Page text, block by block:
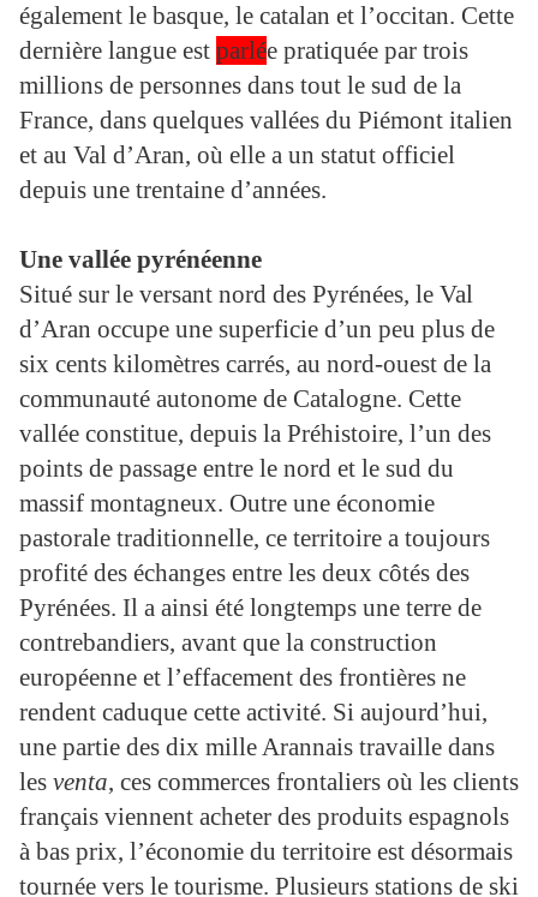
également le basque, le catalan et l’occitan. Cette
dernière langue est parlée pratiquée par trois
millions de personnes dans tout le sud de la
France, dans quelques vallées du Piémont italien
et au Val d’Aran, où elle a un statut officiel
depuis une trentaine d’années.
Une vallée pyrénéenne
Situé sur le versant nord des Pyrénées, le Val
d’Aran occupe une superficie d’un peu plus de
six cents kilomètres carrés, au nord-ouest de la
communauté autonome de Catalogne. Cette
vallée constitue, depuis la Préhistoire, l’un des
points de passage entre le nord et le sud du
massif montagneux. Outre une économie
pastorale traditionnelle, ce territoire a toujours
profité des échanges entre les deux côtés des
Pyrénées. Il a ainsi été longtemps une terre de
contrebandiers, avant que la construction
européenne et l’effacement des frontières ne
rendent caduque cette activité. Si aujourd’hui,
une partie des dix mille Arannais travaille dans
les venta, ces commerces frontaliers où les clients
français viennent acheter des produits espagnols
à bas prix, l’économie du territoire est désormais
tournée vers le tourisme. Plusieurs stations de ski